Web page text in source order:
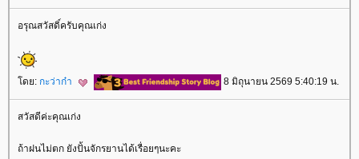
อรุณสวัสดิ์ครับคุณเก่ง
ดย: กะว่าก๋า 8 มิถุนายน 2569 5:40:19 น.
สวัสดีค่ะคุณเก่ง
ถ้าฝนไม่ตก ยังปั้นจักรยานได้เรื่อยๆนะคะ